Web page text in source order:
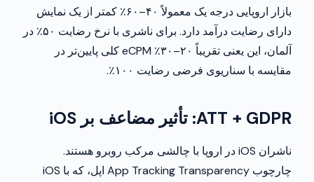
بازار اروپایی درجه یک معمولاً ۴۰–۶۰٪ کمتر از یک نمایش
دارای رضایت درآمد دارد. برای ناشری با نرخ رضایت ۵۰٪ در
آلمان، این یعنی تقریباً ۲۰–۳۰٪ eCPM کلی پایین‌تر در
مقایسه با سناریوی فرضی رضایت ۱۰۰٪.
ATT + GDPR: تأثیر مضاعف بر iOS
ناشران iOS در اروپا با چالشی مرکب روبرو هستند.
چارچوب App Tracking Transparency اپل، که با iOS